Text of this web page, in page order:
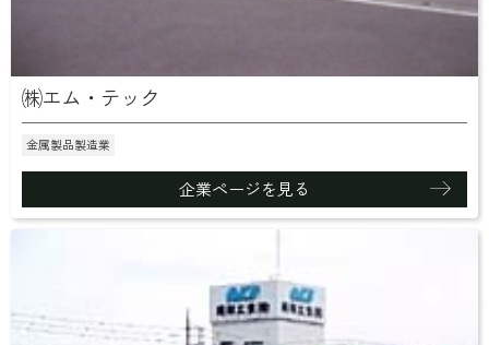
㈱エム・テック
金属製品製造業
企業ページを見る